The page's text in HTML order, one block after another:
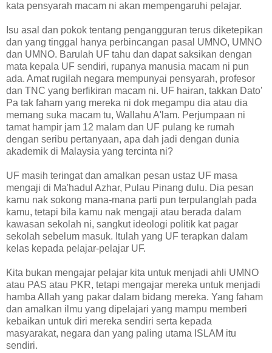
kata pensyarah macam ni akan mempengaruhi pelajar.
Isu asal dan pokok tentang pengangguran terus diketepikan
dan yang tinggal hanya perbincangan pasal UMNO, UMNO
dan UMNO. Barulah UF tahu dan dapat saksikan dengan
mata kepala UF sendiri, rupanya manusia macam ni pun
ada. Amat rugilah negara mempunyai pensyarah, profesor
dan TNC yang berfikiran macam ni. UF hairan, takkan Dato'
Pa tak faham yang mereka ni dok megampu dia atau dia
memang suka macam tu, Wallahu A'lam. Perjumpaan ni
tamat hampir jam 12 malam dan UF pulang ke rumah
dengan seribu pertanyaan, apa dah jadi dengan dunia
akademik di Malaysia yang tercinta ni?
UF masih teringat dan amalkan pesan ustaz UF masa
mengaji di Ma'hadul Azhar, Pulau Pinang dulu. Dia pesan
kamu nak sokong mana-mana parti pun terpulanglah pada
kamu, tetapi bila kamu nak mengaji atau berada dalam
kawasan sekolah ni, sangkut ideologi politik kat pagar
sekolah sebelum masuk. Itulah yang UF terapkan dalam
kelas kepada pelajar-pelajar UF.
Kita bukan mengajar pelajar kita untuk menjadi ahli UMNO
atau PAS atau PKR, tetapi mengajar mereka untuk menjadi
hamba Allah yang pakar dalam bidang mereka. Yang faham
dan amalkan ilmu yang dipelajari yang mampu memberi
kebaikan untuk diri mereka sendiri serta kepada
masyarakat, negara dan yang paling utama ISLAM itu
sendiri.